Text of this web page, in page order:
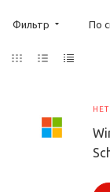
Фильтр По